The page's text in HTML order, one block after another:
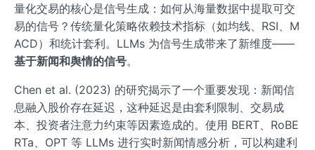
量化交易的核心是信号生成：如何从海量数据中提取可交
易的信号？传统量化策略依赖技术指标（如均线、RSI、M
ACD）和统计套利。LLMs 为信号生成带来了新维度——
基于新闻和舆情的信号。
Chen et al. (2023) 的研究揭示了一个重要发现：新闻信
息融入股价存在延迟，这种延迟是由套利限制、交易成
本、投资者注意力约束等因素造成的。使用 BERT、RoBE
RTa、OPT 等 LLMs 进行实时新闻情感分析，可以构建利